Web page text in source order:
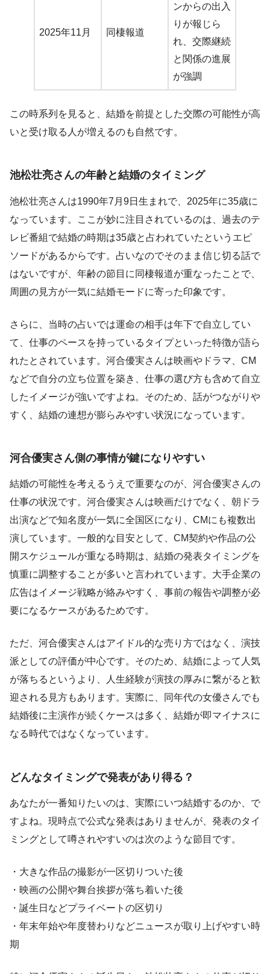
2025年11月 同棲報道
ンからの出入
りが報じら
れ、交際継続
と関係の進展
が強調
この時系列を見ると、結婚を前提とした交際の可能性が高
いと受け取る人が増えるのも自然です。
池松壮亮さんの年齢と結婚のタイミング
池松壮亮さんは1990年7月9日生まれで、2025年に35歳に
なっています。ここが妙に注目されているのは、過去のテ
レビ番組で結婚の時期は35歳と占われていたというエピ
ソードがあるからです。占いなのでそのまま信じ切る話で
はないですが、年齢の節目に同棲報道が重なったことで、
周囲の見方が一気に結婚モードに寄った印象です。
さらに、当時の占いでは運命の相手は年下で自立してい
て、仕事のペースを持っているタイプといった特徴が語ら
れたとされています。河合優実さんは映画やドラマ、CM
などで自分の立ち位置を築き、仕事の選び方も含めて自立
したイメージが強いですよね。そのため、話がつながりや
すく、結婚の連想が膨らみやすい状況になっています。
河合優実さん側の事情が鍵になりやすい
結婚の可能性を考えるうえで重要なのが、河合優実さんの
仕事の状況です。河合優実さんは映画だけでなく、朝ドラ
出演などで知名度が一気に全国区になり、CMにも複数出
演しています。一般的な目安として、CM契約や作品の公
開スケジュールが重なる時期は、結婚の発表タイミングを
慎重に調整することが多いと言われています。大手企業の
広告はイメージ戦略が絡みやすく、事前の報告や調整が必
要になるケースがあるためです。
ただ、河合優実さんはアイドル的な売り方ではなく、演技
派としての評価が中心です。そのため、結婚によって人気
が落ちるというより、人生経験が演技の厚みに繋がると歓
迎される見方もあります。実際に、同年代の女優さんでも
結婚後に主演作が続くケースは多く、結婚が即マイナスに
なる時代ではなくなっています。
どんなタイミングで発表があり得る？
あなたが一番知りたいのは、実際にいつ結婚するのか、で
すよね。現時点で公式な発表はありませんが、発表のタイ
ミングとして噂されやすいのは次のような節目です。
・大きな作品の撮影が一区切りついた後
・映画の公開や舞台挨拶が落ち着いた後
・誕生日などプライベートの区切り
・年末年始や年度替わりなどニュースが取り上げやすい時
期